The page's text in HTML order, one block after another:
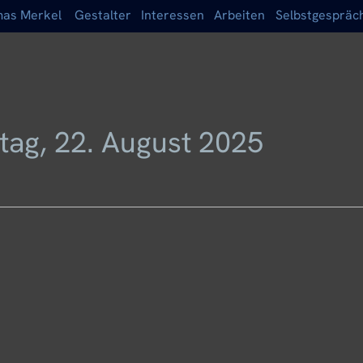
Merkel Gestalter Interessen Arbeiten
22. August 2025